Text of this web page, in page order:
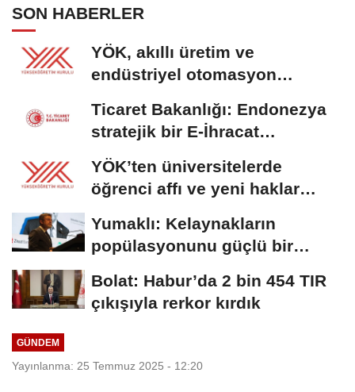
SON HABERLER
YÖK, akıllı üretim ve
endüstriyel otomasyon
Ticaret Bakanlığı: Endonezya
stratejik bir E-İhracat
YÖK’ten üniversitelerde
öğrenci affı ve yeni haklar
Yumaklı: Kelaynakların
popülasyonunu güçlü bir
Bolat: Habur’da 2 bin 454 TIR
çıkışıyla rerkor kırdık
GÜNDEM
Yayınlanma: 25 Temmuz 2025 - 12:20